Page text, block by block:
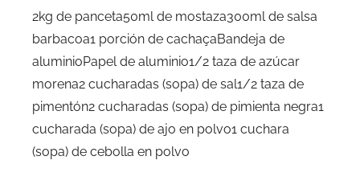
2kg de panceta50ml de mostaza300ml de salsa
barbacoa1 porción de cachaçaBandeja de
aluminioPapel de aluminio1/2 taza de azúcar
morena2 cucharadas (sopa) de sal1/2 taza de
pimentón2 cucharadas (sopa) de pimienta negra1
cucharada (sopa) de ajo en polvo1 cuchara
(sopa) de cebolla en polvo